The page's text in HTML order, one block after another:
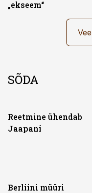
„ekseem“
SÕDA
Reetmine ühendab
Jaapani
Berliini müüri